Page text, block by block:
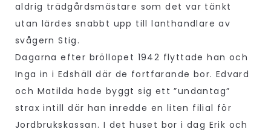
aldrig trädgårdsmästare som det var tänkt
utan lärdes snabbt upp till lanthandlare av
svågern Stig.
Dagarna efter bröllopet 1942 flyttade han och
Inga in i Edshäll där de fortfarande bor. Edvard
och Matilda hade byggt sig ett ”undantag”
strax intill där han inredde en liten filial för
Jordbrukskassan. I det huset bor i dag Erik och